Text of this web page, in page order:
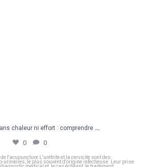
chaleur ni effort : comprendre ...
0 0
et cervicite : la place de...